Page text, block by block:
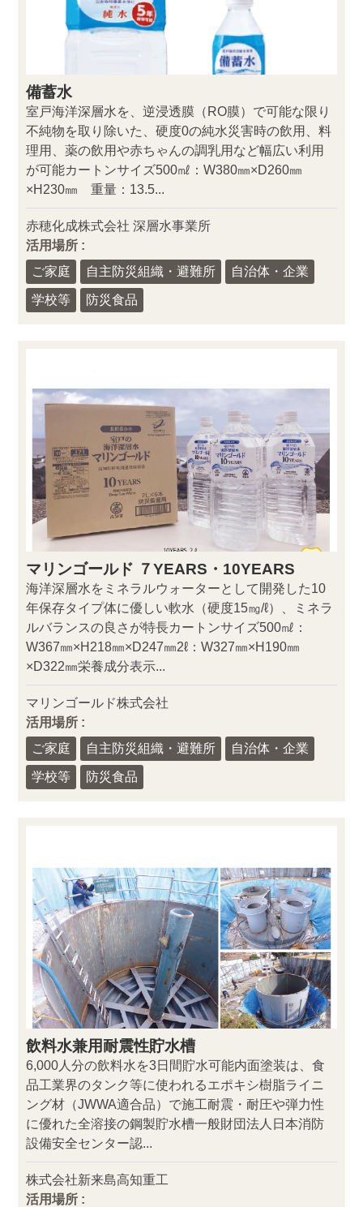
備蓄水
室戸海洋深層水を、逆浸透膜（RO膜）で可能な限り
不純物を取り除いた、硬度0の純水災害時の飲用、料
理用、薬の飲用や赤ちゃんの調乳用など幅広い利用
が可能カートンサイズ500㎖：W380㎜×D260㎜
×H230㎜ 重量：13.5...
赤穂化成株式会社 深層水事業所
活用場所 :
ご家庭
自主防災組織・避難所 自治体・企業
学校等 防災食品
マリンゴールド ７YEARS・10YEARS
海洋深層水をミネラルウォーターとして開発した10
年保存タイプ体に優しい軟水（硬度15㎎/ℓ）、ミネラ
ルバランスの良さが特長カートンサイズ500㎖：
W367㎜×H218㎜×D247㎜2ℓ：W327㎜×H190㎜
×D322㎜栄養成分表示...
マリンゴールド株式会社
活用場所 :
ご家庭
自主防災組織・避難所 自治体・企業
学校等 防災食品
飲料水兼用耐震性貯水槽
6,000人分の飲料水を3日間貯水可能内面塗装は、食
品工業界のタンク等に使われるエポキシ樹脂ライニ
ング材（JWWA適合品）で施工耐震・耐圧や弾力性
に優れた全溶接の鋼製貯水槽一般財団法人日本消防
設備安全センター認...
株式会社新来島高知重工
活用場所 :